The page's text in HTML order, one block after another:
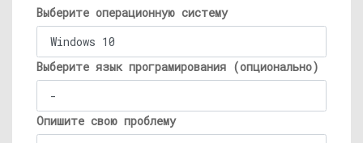
Выберите операционную систему
Выберите язык програмирования (опционально)
Опишите свою проблему